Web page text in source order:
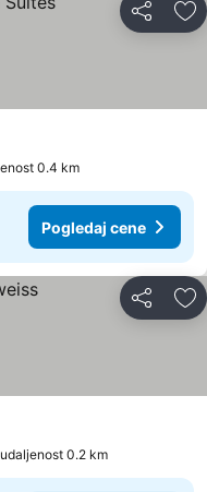
Deli
0.4 km
Pogledaj cene
Deli
0.2 km